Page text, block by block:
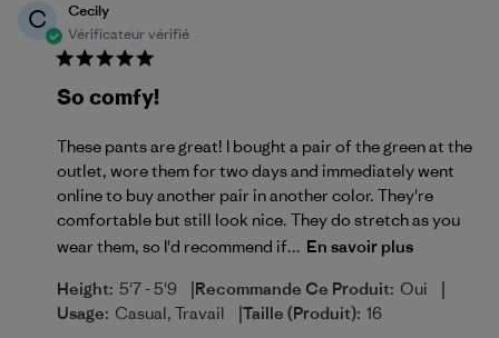
C
Cecily
Vérificateur vérifié
So comfy!
These pants are great! I bought a pair of the green at the
outlet, wore them for two days and immediately went
online to buy another pair in another color. They're
comfortable but still look nice. They do stretch as you
wear them, so I'd recommend if... En savoir plus
Height: 5'7 - 5'9 |Recommande Ce Produit: Oui |
Usage: Casual, Travail |Taille (produit): 16